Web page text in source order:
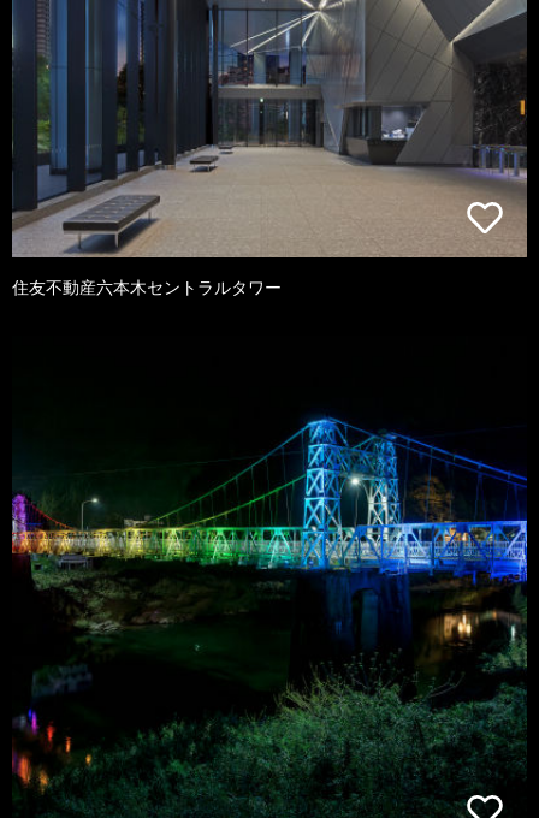
住友不動産六本木セントラルタワー